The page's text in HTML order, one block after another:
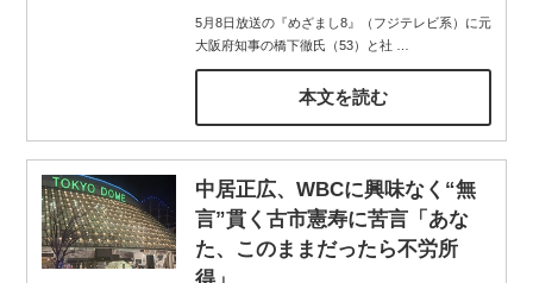
5月8日放送の『めざまし8』（フジテレビ系）に元
大阪府知事の橋下徹氏（53）と社
本文を読む
中居正広、WBCに興味なく“無
言”貫く古市憲寿に苦言「あな
た、このままだったら不労所